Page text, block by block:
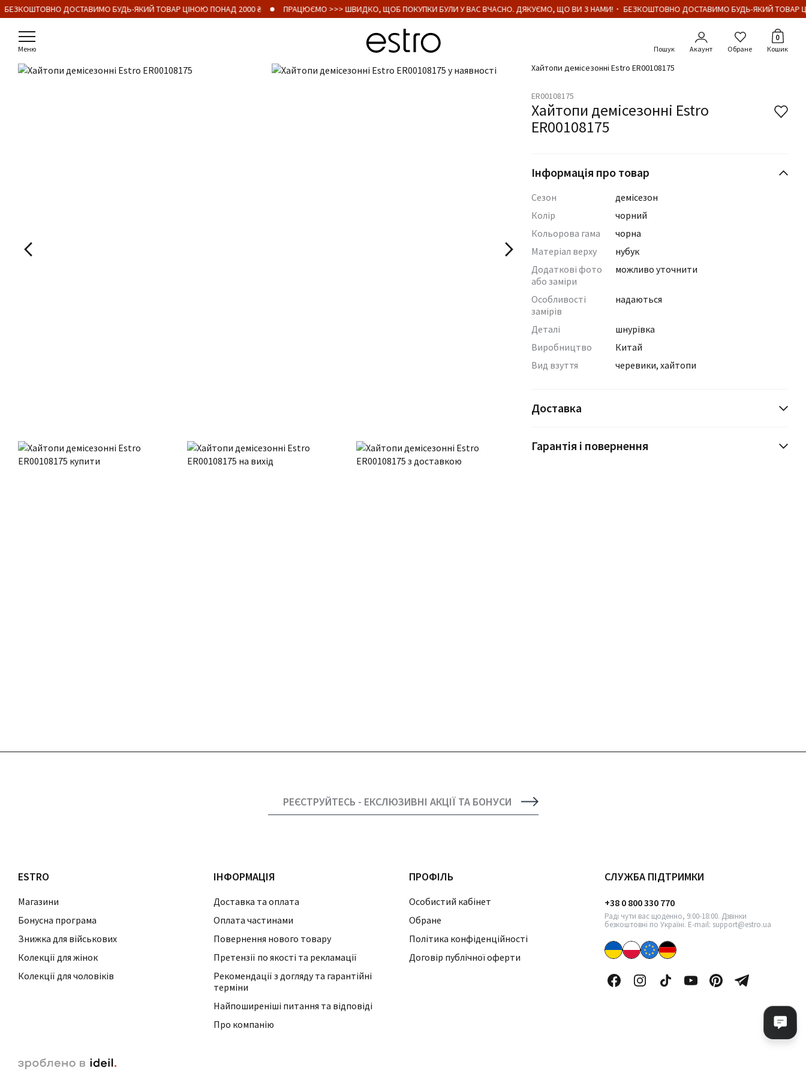
ДОСТАВИМО БУДЬ-ЯКИЙ ТОВАР ЦІНОЮ ПОНАД 2000 ₴ ПРАЦЮЄМО >>> ШВИДКО, ЩОБ ПОКУПКИ БУЛИ У ВАС ВЧАСНО. ДЯКУЄМО, ЩО ВИ З НАМИ!・ БЕЗКОШТОВНО ДОСТАВИМО БУДЬ-ЯКИЙ ТОВАР
Меню Акаунт Обране
0
Кошик
Хайтопи демісезонні Estro ER00108175
ER00108175
Хайтопи демісезонні Estro
ER00108175
Інформація про товар
Сезон
демісезон
Колір
чорний
Кольорова гама
чорна
Матеріал верху
нубук
Додаткові фото
або заміри
можливо уточнити
Особливості
замірів
надаються
Деталі
шнурівка
Виробництво
Китай
Вид взуття
черевики, хайтопи
Доставка
Гарантія і повернення
РЕЄСТРУЙТЕСЬ - ЕКСЛЮЗИВНІ АКЦІЇ ТА БОНУСИ
ESTRO
Магазини
Бонусна програма
Знижка для військових
Колекції для жінок
Колекції для чоловіків
ІНФОРМАЦІЯ
Доставка та оплата
Оплата частинами
Повернення нового товару
Претензії по якості та рекламації
Рекомендації з догляду та гарантійні
терміни
Найпоширеніші питання та відповіді
Про компанію
ПРОФІЛЬ
Особистий кабінет
Обране
Політика конфіденційності
Договір публічної оферти
СЛУЖБА ПІДТРИМКИ
+38 0 800 330 770
Раді чути вас щоденно, 9:00-18:00. Дзвінки
безкоштовні по Україні. E-mail: support@estro.ua